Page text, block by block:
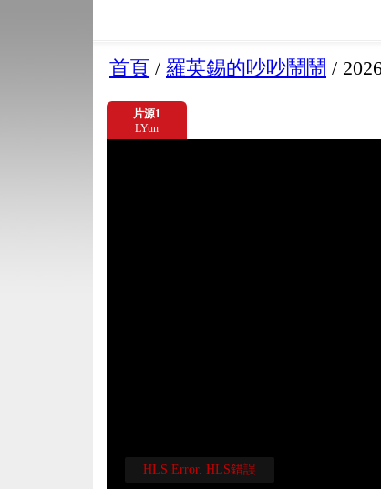
首頁 / 羅英錫的吵吵鬧鬧 /
片源1
LYun
HLS Error. HLS錯誤